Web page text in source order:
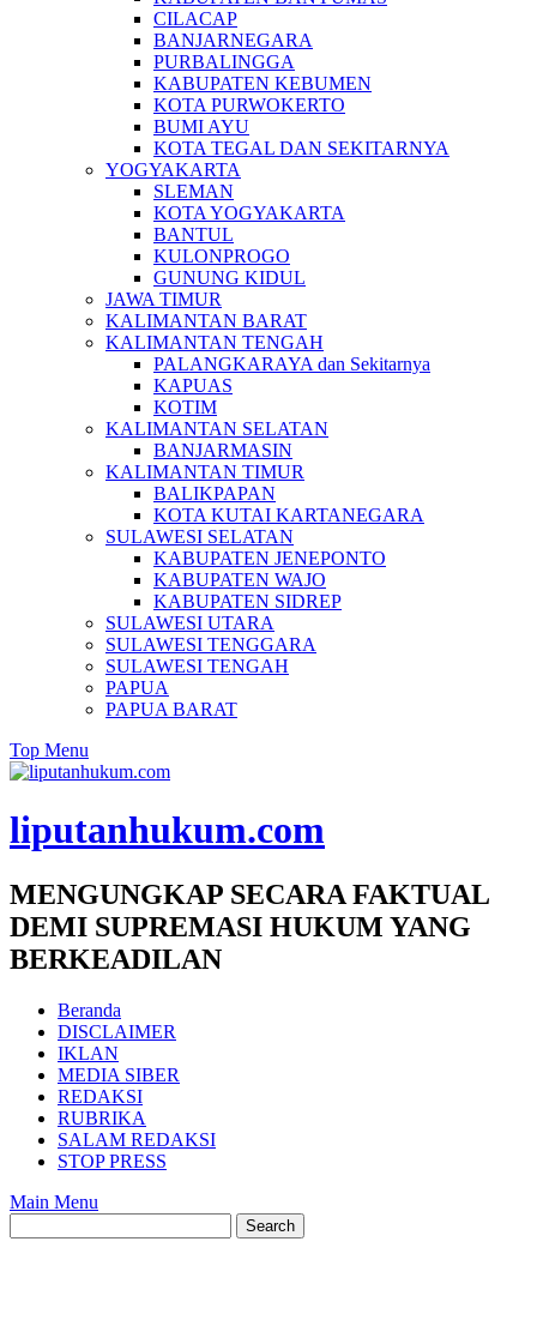
CILACAP
BANJARNEGARA
PURBALINGGA
KABUPATEN KEBUMEN
KOTA PURWOKERTO
BUMI AYU
KOTA TEGAL DAN SEKITARNYA
YOGYAKARTA
SLEMAN
KOTA YOGYAKARTA
BANTUL
KULONPROGO
GUNUNG KIDUL
JAWA TIMUR
KALIMANTAN BARAT
KALIMANTAN TENGAH
PALANGKARAYA dan Sekitarnya
KAPUAS
KOTIM
KALIMANTAN SELATAN
BANJARMASIN
KALIMANTAN TIMUR
BALIKPAPAN
KOTA KUTAI KARTANEGARA
SULAWESI SELATAN
KABUPATEN JENEPONTO
KABUPATEN WAJO
KABUPATEN SIDREP
SULAWESI UTARA
SULAWESI TENGGARA
SULAWESI TENGAH
PAPUA
PAPUA BARAT
Top Menu
liputanhukum.com
MENGUNGKAP SECARA FAKTUAL
DEMI SUPREMASI HUKUM YANG
BERKEADILAN
Beranda
DISCLAIMER
IKLAN
MEDIA SIBER
REDAKSI
RUBRIKA
SALAM REDAKSI
STOP PRESS
Main Menu